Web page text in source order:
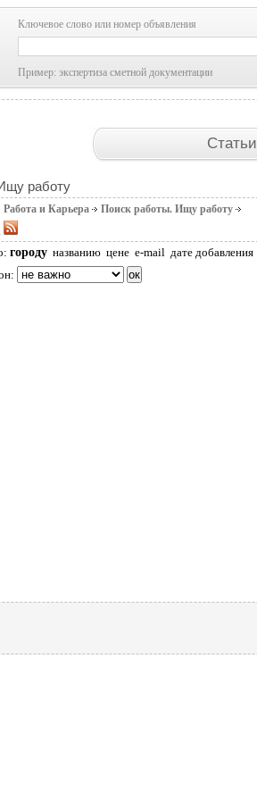
Ключевое слово или номер объявления
Пример: экспертиза сметной документации
Статьи
работу
Работа и Карьера Поиск работы. Ищу работу
городу названию цене e-mail дате добавления